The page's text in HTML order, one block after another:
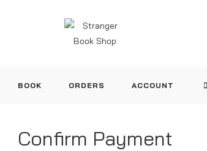
BOOK ORDERS ACCOUNT
Confirm Payment